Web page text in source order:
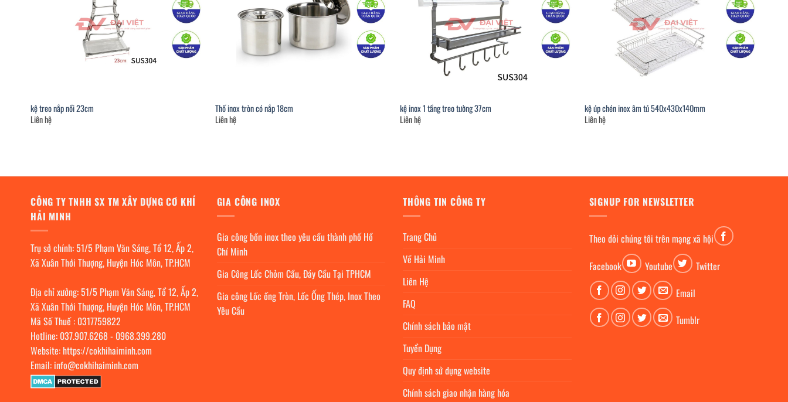
kệ treo nắp nồi 23cm
Liên hệ
Thố inox tròn có nắp 18cm
Liên hệ
kệ inox 1 tầng treo tường 37cm
Liên hệ
kệ úp chén inox âm tủ 540x430x140mm
Liên hệ
CÔNG TY TNHH SX TM XÂY DỰNG CƠ KHÍ
HẢI MINH
Trụ sở chính: 51/5 Phạm Văn Sáng, Tổ 12, Ấp 2,
Xã Xuân Thới Thượng, Huyện Hóc Môn, TP.HCM
Địa chỉ xưởng: 51/5 Phạm Văn Sáng, Tổ 12, Ấp 2,
Xã Xuân Thới Thượng, Huyện Hóc Môn, TP.HCM
Mã Số Thuế : 0317759822
Hotline: 037.907.6268- 0968.399.280
Website: https://cokhihaiminh.com
Email: info@cokhihaiminh.com
GIA CÔNG INOX
Gia công bồn inox theo yêu cầu thành phố Hồ
Chí Minh
Gia Công Lốc Chỏm Cầu, Đáy Cầu Tại TPHCM
Gia công Lốc ống Tròn, Lốc Ống Thép, Inox Theo
Yêu Cầu
THÔNG TIN CÔNG TY
Trang Chủ
Về Hải Minh
Liên Hệ
FAQ
Chính sách bảo mật
Tuyển Dụng
Quy định sử dụng website
Chính sách giao nhận hàng hóa
SIGNUP FOR NEWSLETTER
Theo dỏi chúng tôi trên mạng xã hội
Facebook
Youtube
Twitter
Email
Tumblr